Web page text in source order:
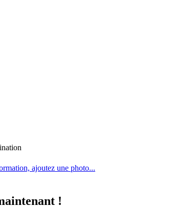
ajoutez une photo...
!